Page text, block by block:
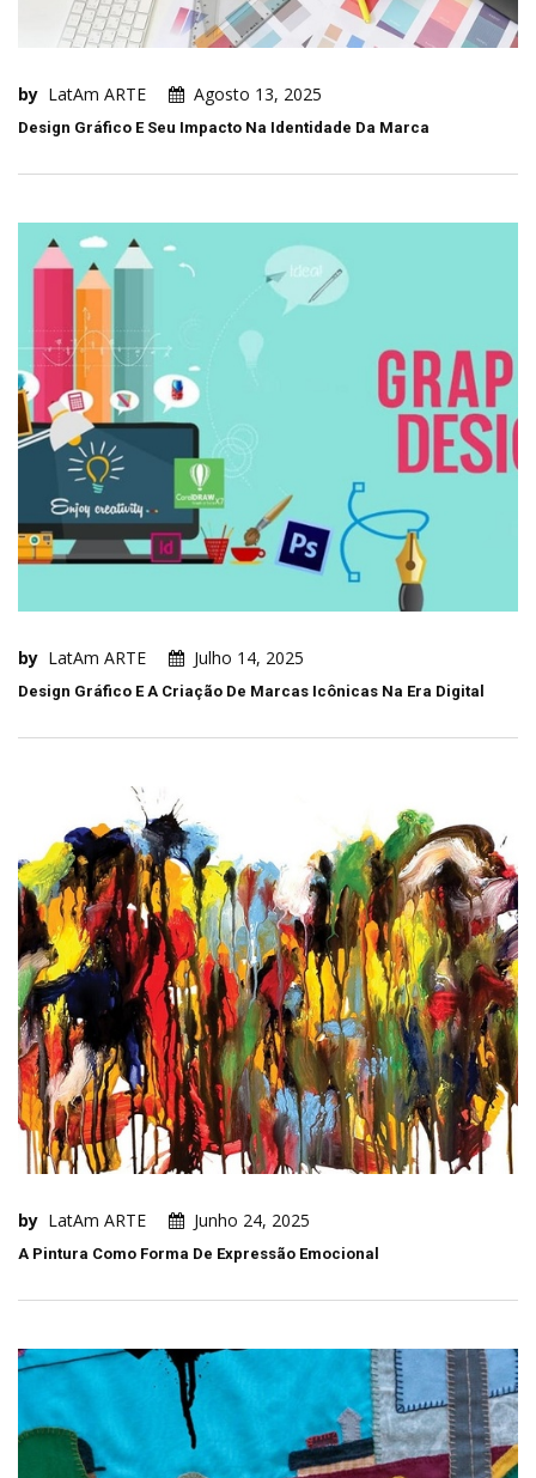
by LatAm ARTE Agosto 13, 2025
Design Gráfico E Seu Impacto Na Identidade Da Marca
by LatAm ARTE Julho 14, 2025
Design Gráfico E A Criação De Marcas Icônicas Na Era Digital
by LatAm ARTE Junho 24, 2025
A Pintura Como Forma De Expressão Emocional